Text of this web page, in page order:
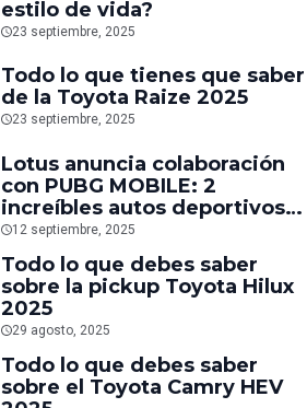
estilo de vida?
23 septiembre, 2025
Todo lo que tienes que saber
de la Toyota Raize 2025
23 septiembre, 2025
Lotus anuncia colaboración
con PUBG MOBILE: 2
increíbles autos deportivos
llegan al Battle Royale
12 septiembre, 2025
Todo lo que debes saber
sobre la pickup Toyota Hilux
2025
29 agosto, 2025
Todo lo que debes saber
sobre el Toyota Camry HEV